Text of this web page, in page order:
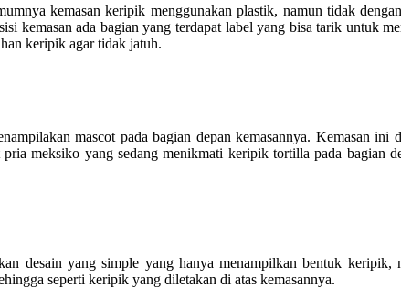
kemasan keripik menggunakan plastik, namun tidak
kemasan ada bagian yang terdapat label yang bisa tarik untuk
keripik agar tidak jatuh.
mascot pada bagian depan kemasannya. Kemasan ini
meksiko yang sedang menikmati keripik tortilla pada bagian
desain yang simple yang hanya menampilkan bentuk
seperti keripik yang diletakan di atas kemasannya.